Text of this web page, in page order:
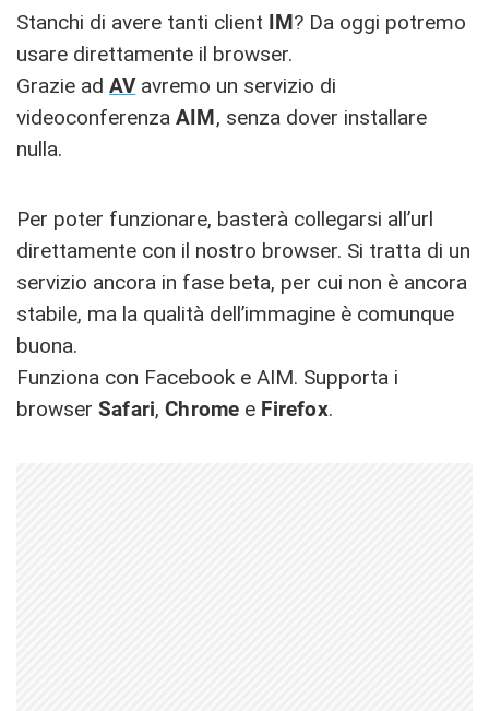
Stanchi di avere tanti client IM? Da oggi potremo
usare direttamente il browser.
Grazie ad AVavremo un servizio di
videoconferenza AIM, senza dover installare
nulla.
Per poter funzionare, basterà collegarsi all’url
direttamente con il nostro browser. Si tratta di un
servizio ancora in fase beta, per cui non è ancora
stabile, ma la qualità dell’immagine è comunque
buona.
Funziona con Facebook e AIM. Supporta i
browser Safari,Chrome e Firefox.